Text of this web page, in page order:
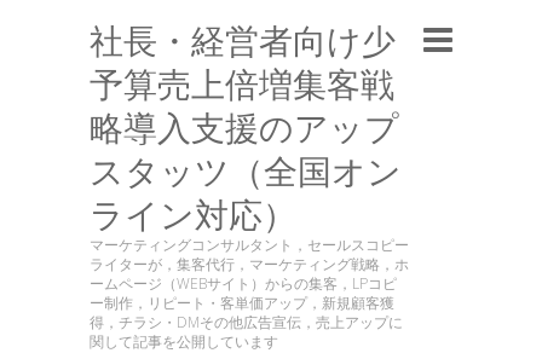
社長・経営者向け少
予算売上倍増集客戦
略導入支援のアップ
スタッツ（全国オン
ライン対応）
マーケティングコンサルタント，セールスコピー
ライターが，集客代行，マーケティング戦略，ホ
ームページ（WEBサイト）からの集客，LPコピ
ー制作，リピート・客単価アップ，新規顧客獲
得，チラシ・DMその他広告宣伝，売上アップに
関して記事を公開しています